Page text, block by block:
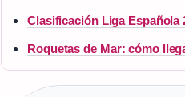
Clasificación Liga Española
Roquetas de Mar: cómo